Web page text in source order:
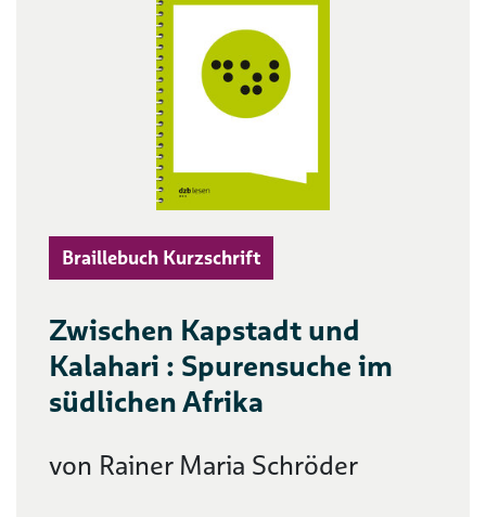
Braillebuch Kurzschrift
Zwischen Kapstadt und
Kalahari : Spurensuche im
südlichen Afrika
von Rainer Maria Schröder